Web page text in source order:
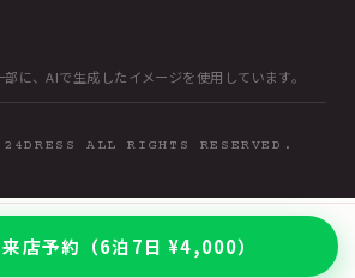
に、AIで生成したイメージを使用しています。
ALL RIGHTS RESERVED.
店予約（6泊7日 ¥4,000）